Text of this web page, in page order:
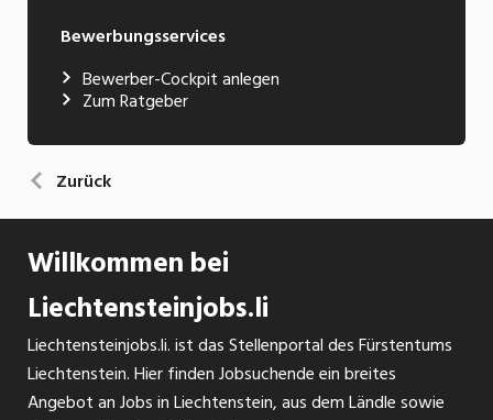
Bewerbungsservices
Bewerber-Cockpit anlegen
Zum Ratgeber
Zurück
Willkommen bei
Liechtensteinjobs.li
Liechtensteinjobs.li. ist das Stellenportal des Fürstentums
Liechtenstein. Hier finden Jobsuchende ein breites
Angebot an Jobs in Liechtenstein, aus dem Ländle sowie